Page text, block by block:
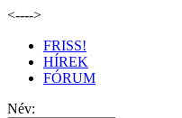
<---->
FRISS!
HÍREK
FÓRUM
Név: